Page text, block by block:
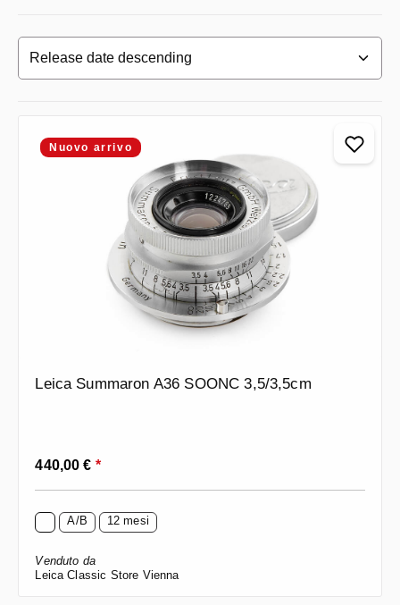
Nuovo arrivo
Leica Summaron A36 SOONC 3,5/3,5cm
Prezzo normale:
440,00 € *
A/B 12 mesi
Venduto da
Leica Classic Store Vienna